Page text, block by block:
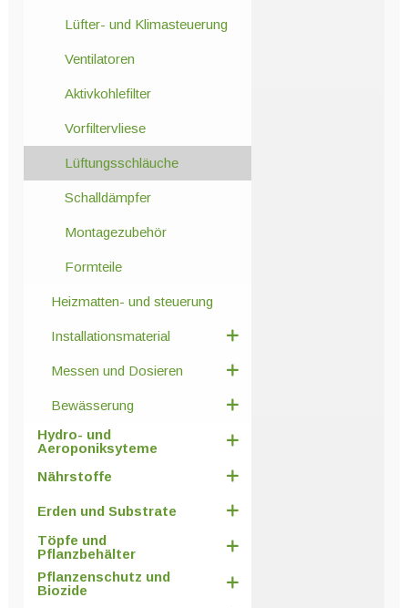
Lüfter- und Klimasteuerung
Ventilatoren
Aktivkohlefilter
Vorfiltervliese
Lüftungsschläuche
Schalldämpfer
Montagezubehör
Formteile
Heizmatten- und steuerung
Installationsmaterial
Messen und Dosieren
Bewässerung
Hydro- und
Aeroponiksyteme
Nährstoffe
Erden und Substrate
Töpfe und
Pflanzbehälter
Pflanzenschutz und
Biozide